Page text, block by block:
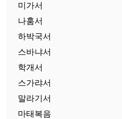
미가서
나훔서
하박국서
스바냐서
학개서
스가랴서
말라기서
마태복음